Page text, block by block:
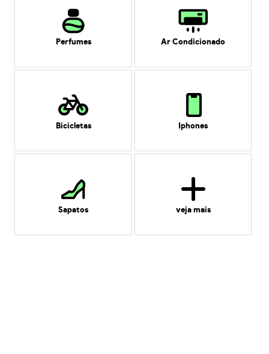
Perfumes Ar Condicionado
Bicicletas Iphones
Sapatos veja mais